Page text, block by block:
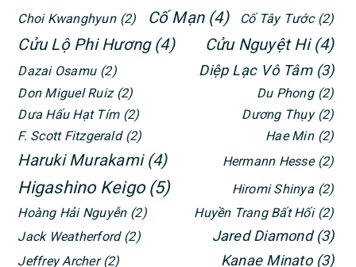
Choi Kwanghyun (2) Cố Mạn (4) Cố Tây Tước (2)
Cửu Lộ Phi Hương (4) Cửu Nguyệt Hi (4)
Dazai Osamu (2) Diệp Lạc Vô Tâm (3)
Don Miguel Ruiz (2) Du Phong (2)
Dưa Hấu Hạt Tím (2) Dương Thụy (2)
F. Scott Fitzgerald (2) Hae Min (2)
Haruki Murakami (4) Hermann Hesse (2)
Higashino Keigo (5) Hiromi Shinya (2)
Hoàng Hải Nguyễn (2) Huyền Trang Bất Hối (2)
Jack Weatherford (2) Jared Diamond (3)
Jeffrey Archer (2) Kanae Minato (3)